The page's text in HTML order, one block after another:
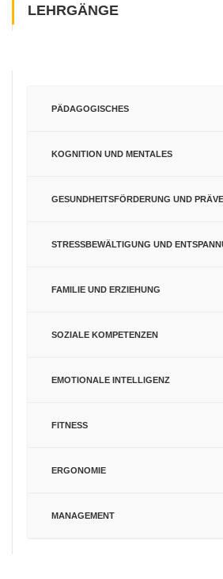
LEHRGÄNGE
PÄDAGOGISCHES
KOGNITION UND MENTALES
GESUNDHEITSFÖRDERUNG UND
STRESSBEWÄLTIGUNG UND
FAMILIE UND ERZIEHUNG
SOZIALE KOMPETENZEN
EMOTIONALE INTELLIGENZ
FITNESS
ERGONOMIE
MANAGEMENT